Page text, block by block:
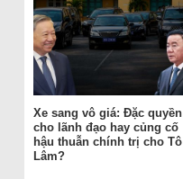
Xe sang vô giá: Đặc quyền
cho lãnh đạo hay củng cố
hậu thuẫn chính trị cho Tô
Lâm?